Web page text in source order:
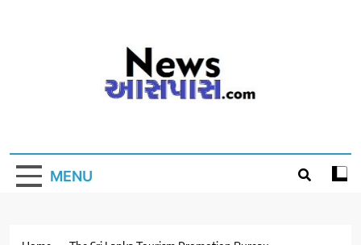
MENU